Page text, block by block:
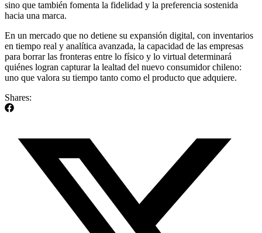
sino que también fomenta la fidelidad y la preferencia sostenida
hacia una marca.
En un mercado que no detiene su expansión digital, con inventarios
en tiempo real y analítica avanzada, la capacidad de las empresas
para borrar las fronteras entre lo físico y lo virtual determinará
quiénes logran capturar la lealtad del nuevo consumidor chileno:
uno que valora su tiempo tanto como el producto que adquiere.
Shares: